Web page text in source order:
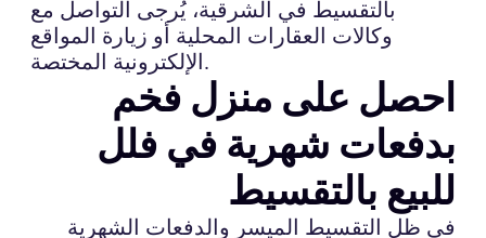
بالتقسيط في الشرقية، يُرجى التواصل مع
وكالات العقارات المحلية أو زيارة المواقع
الإلكترونية المختصة.
احصل على منزل فخم
بدفعات شهرية في فلل
للبيع بالتقسيط
في ظل التقسيط الميسر والدفعات الشهرية